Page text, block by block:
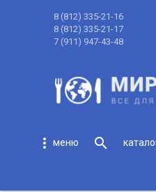
8 (812) 335-21-16
8 (812) 335-21-17
7 (911) 947-43-48
more_vert search